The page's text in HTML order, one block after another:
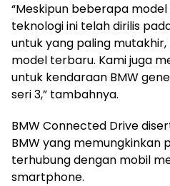
“Meskipun beberapa
teknologi ini telah dirilis
untuk yang paling
model terbaru. Kami juga
untuk kendaraan BMW
seri 3,” tambahnya.
BMW Connected Drive
BMW yang memungkinkan
terhubung dengan mobil
smartphone.